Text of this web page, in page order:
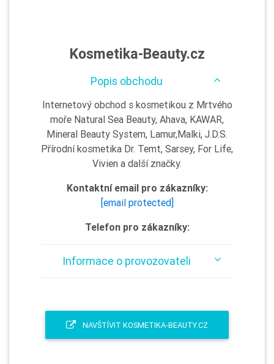
Kosmetika-Beauty.cz
Popis obchodu
Internetový obchod s kosmetikou z Mrtvého
moře Natural Sea Beauty, Ahava, KAWAR,
Mineral Beauty System, Lamur,Malki, J.D.S.
Přírodní kosmetika Dr. Temt, Sarsey, For Life,
Vivien a další značky.
Kontaktní email pro zákazníky:
[email protected]
Telefon pro zákazníky:
Informace o provozovateli
NAVŠTÍVIT KOSMETIKA-BEAUTY.CZ